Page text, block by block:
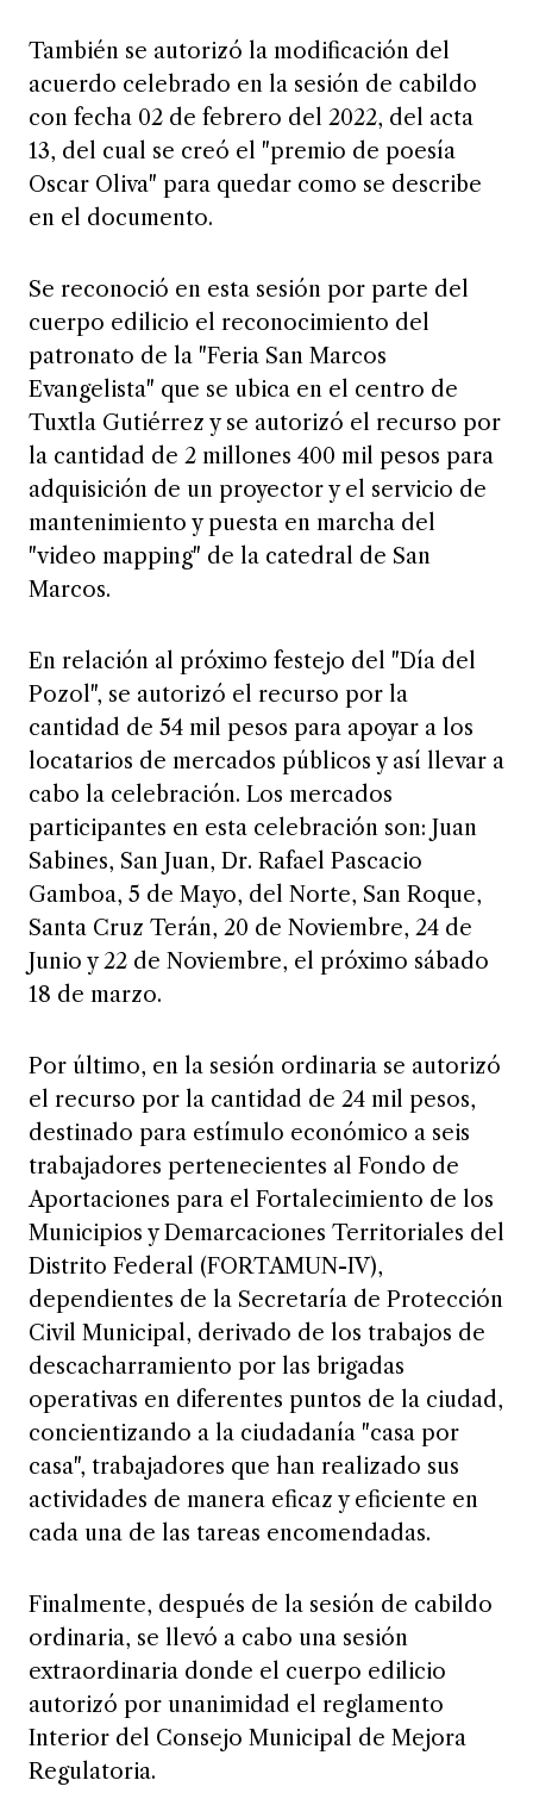
También se autorizó la modificación del
acuerdo celebrado en la sesión de cabildo
con fecha 02 de febrero del 2022, del acta
13, del cual se creó el "premio de poesía
Oscar Oliva" para quedar como se describe
en el documento.
Se reconoció en esta sesión por parte del
cuerpo edilicio el reconocimiento del
patronato de la "Feria San Marcos
Evangelista" que se ubica en el centro de
Tuxtla Gutiérrez y se autorizó el recurso por
la cantidad de 2 millones 400 mil pesos para
adquisición de un proyector y el servicio de
mantenimiento y puesta en marcha del
"video mapping" de la catedral de San
Marcos.
En relación al próximo festejo del "Día del
Pozol", se autorizó el recurso por la
cantidad de 54 mil pesos para apoyar a los
locatarios de mercados públicos y así llevar a
cabo la celebración. Los mercados
participantes en esta celebración son: Juan
Sabines, San Juan, Dr. Rafael Pascacio
Gamboa, 5 de Mayo, del Norte, San Roque,
Santa Cruz Terán, 20 de Noviembre, 24 de
Junio y 22 de Noviembre, el próximo sábado
18 de marzo.
Por último, en la sesión ordinaria se autorizó
el recurso por la cantidad de 24 mil pesos,
destinado para estímulo económico a seis
trabajadores pertenecientes al Fondo de
Aportaciones para el Fortalecimiento de los
Municipios y Demarcaciones Territoriales del
Distrito Federal (FORTAMUN-IV),
dependientes de la Secretaría de Protección
Civil Municipal, derivado de los trabajos de
descacharramiento por las brigadas
operativas en diferentes puntos de la ciudad,
concientizando a la ciudadanía "casa por
casa", trabajadores que han realizado sus
actividades de manera eficaz y eficiente en
cada una de las tareas encomendadas.
Finalmente, después de la sesión de cabildo
ordinaria, se llevó a cabo una sesión
extraordinaria donde el cuerpo edilicio
autorizó por unanimidad el reglamento
Interior del Consejo Municipal de Mejora
Regulatoria.